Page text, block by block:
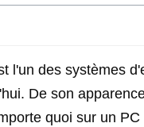
l'un des systèmes
De son
quoi sur un